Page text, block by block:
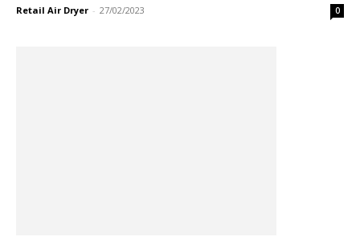
Retail Air Dryer - 27/02/2023 0